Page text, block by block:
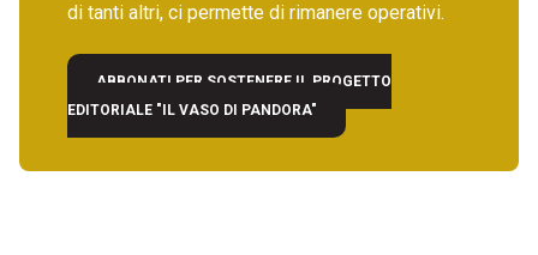
di tanti altri, ci permette di rimanere operativi.
ABBONATI PER SOSTENERE IL PROGETTO
EDITORIALE "IL VASO DI PANDORA"